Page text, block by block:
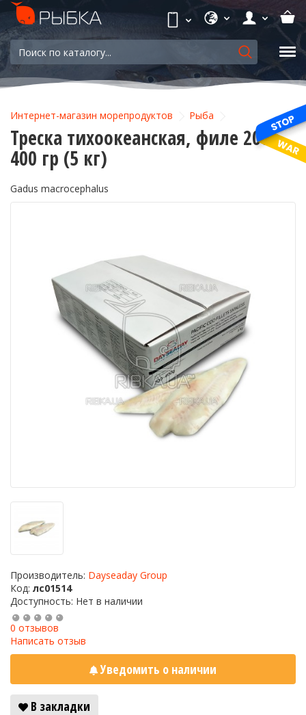
Интернет-магазин морепродуктов Рыба
Треска тихоокеанская, филе 200-
400 гр (5 кг)
Gadus macrocephalus
Производитель: Dayseaday Group
Код: лс01514
Доступность: Нет в наличии
0 отзывов
Написать отзыв
Уведомить о наличии
В закладки